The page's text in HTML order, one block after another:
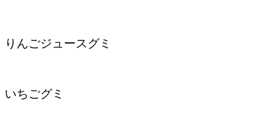
りんごジュースグミ
いちごグミ